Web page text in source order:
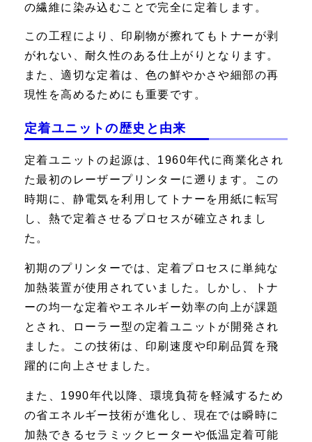
の繊維に染み込むことで完全に定着します。
この工程により、印刷物が擦れてもトナーが剥
がれない、耐久性のある仕上がりとなります。
また、適切な定着は、色の鮮やかさや細部の再
現性を高めるためにも重要です。
定着ユニットの歴史と由来
定着ユニットの起源は、1960年代に商業化され
た最初のレーザープリンターに遡ります。この
時期に、静電気を利用してトナーを用紙に転写
し、熱で定着させるプロセスが確立されまし
た。
初期のプリンターでは、定着プロセスに単純な
加熱装置が使用されていました。しかし、トナ
ーの均一な定着やエネルギー効率の向上が課題
とされ、ローラー型の定着ユニットが開発され
ました。この技術は、印刷速度や印刷品質を飛
躍的に向上させました。
また、1990年代以降、環境負荷を軽減するため
の省エネルギー技術が進化し、現在では瞬時に
加熱できるセラミックヒーターや低温定着可能